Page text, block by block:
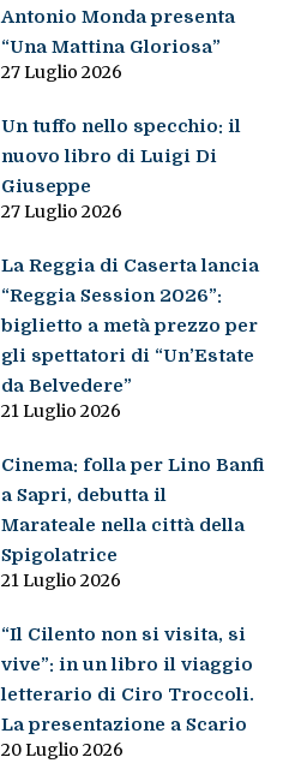
Antonio Monda presenta
“Una Mattina Gloriosa”
27 Luglio 2026
Un tuffo nello specchio: il
nuovo libro di Luigi Di
Giuseppe
27 Luglio 2026
La Reggia di Caserta lancia
“Reggia Session 2026”:
biglietto a metà prezzo per
gli spettatori di “Un’Estate
da Belvedere”
21 Luglio 2026
Cinema: folla per Lino Banfi
a Sapri, debutta il
Marateale nella città della
Spigolatrice
21 Luglio 2026
“Il Cilento non si visita, si
vive”: in un libro il viaggio
letterario di Ciro Troccoli.
La presentazione a Scario
20 Luglio 2026